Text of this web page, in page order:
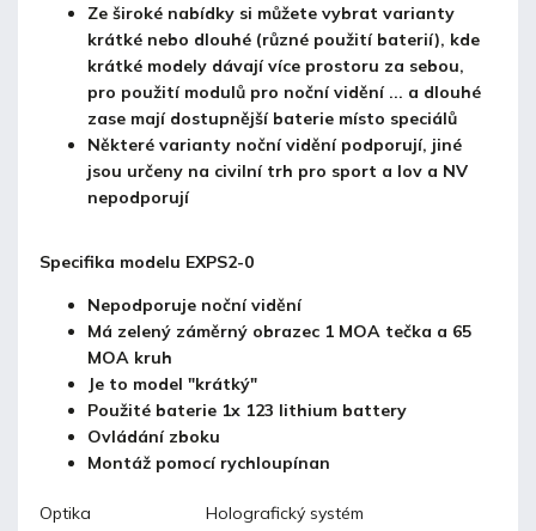
Ze široké nabídky si můžete vybrat varianty
krátké nebo dlouhé (různé použití baterií), kde
krátké modely dávají více prostoru za sebou,
pro použití modulů pro noční vidění ... a dlouhé
zase mají dostupnější baterie místo speciálů
Některé varianty noční vidění podporují, jiné
jsou určeny na civilní trh pro sport a lov a NV
nepodporují
Specifika modelu EXPS2-0
Nepodporuje noční vidění
Má zelený záměrný obrazec 1 MOA tečka a 65
MOA kruh
Je to model "krátký"
Použité baterie 1x 123 lithium battery
Ovládání zboku
Montáž pomocí rychloupínan
Optika
Holografický systém